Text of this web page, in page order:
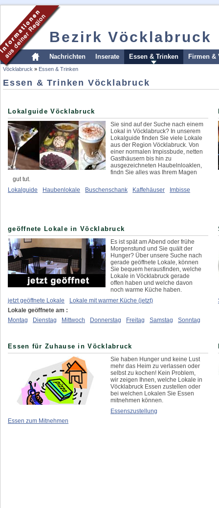
Bezirk Vöcklabruck
Nachrichten Inserate Essen & Trinken Firmen &
Vöcklabruck » Essen & Trinken
Essen & Trinken Vöcklabruck
Lokalguide Vöcklabruck
Sie sind auf der Suche nach einem
Lokal in Vöcklabruck? In unserem
Lokalguide finden Sie viele Lokale
aus der Region Vöcklabruck. Von
einer normalen Impissbude, netten
Gasthäusern bis hin zu
ausgezeichneten Haubelnloaklen,
findn Sie alles was Ihrem Magen
gut tut.
Lokalguide
Haubenlokale Buschenschank Kaffehäuser Imbisse
geöffnete Lokale in Vöcklabruck
Es ist spät am Abend oder frühe
Morgenstund und Sie quält der
Hunger? Über unsere Suche nach
gerade geöffnete Lokale, können
Sie bequem herausfinden, welche
Lokale in Vöcklabruck gerade
offen haben und welche davon
noch warme Küche haben.
jetzt geöffnete Lokale
Lokale mit warmer Küche (jetzt)
Lokale geöffnete am :
Montag
Dienstag Mittwoch Donnerstag Freitag Samstag Sonntag
Essen für Zuhause in Vöcklabruck
Sie haben Hunger und keine Lust
mehr das Heim zu verlassen oder
selbst zu kochen! Kein Problem,
wir zeigen Ihnen, welche Lokale in
Vöcklabruck Essen zustellen oder
bei welchen Lokalen Sie Essen
mitnehmen können.
Essenszustellung
Essen zum Mitnehmen